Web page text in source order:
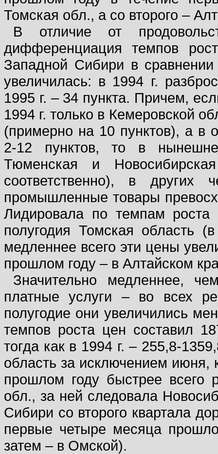
Томская обл., а со второго –
В отличие от
дифференциация темпов
Западной Сибири в
увеличилась: в 1994 г.
1995 г. – 34 пункта. Причем,
1994 г. только в Кемеровской
(примерно на 10 пунктов), а в
2-12 пунктов, то в
Тюменская и
соответственно), в
промышленные товары
Лидировала по темпам
полугодия Томская область
медленнее всего эти цены
прошлом году – в Алтайском
Значительно медленнее,
платные услуги – во всех
полугодие они увеличились
темпов роста цен составил
тогда как в 1994 г. – 255,8-
область за исключением июня,
прошлом году быстрее всего
обл., за ней следовала
Сибири со второго квартала
первые четыре месяца
затем – в Омской).